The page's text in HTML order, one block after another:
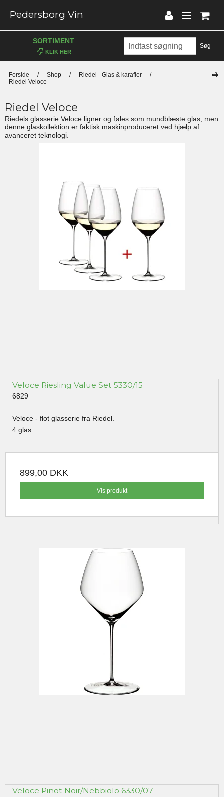
Pedersborg Vin
Søg
SORTIMENT
Forside / Shop / Riedel - Glas & karafler
/
Riedel Veloce
Riedel Veloce
Riedels glasserie Veloce ligner og føles som mundblæste glas, men
denne glaskollektion er faktisk maskinproduceret ved hjælp af
avanceret teknologi.
Veloce Riesling Value Set 5330/15
6829
Veloce - flot glasserie fra Riedel.
4 glas.
899,00 DKK
Vis produkt
Veloce Pinot Noir/Nebbiolo 6330/07